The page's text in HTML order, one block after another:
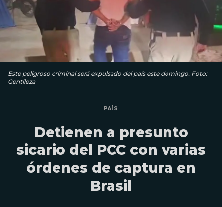
Este peligroso criminal será expulsado del país este domingo. Foto:
Gentileza
PAÍS
Detienen a presunto
sicario del PCC con varias
órdenes de captura en
Brasil